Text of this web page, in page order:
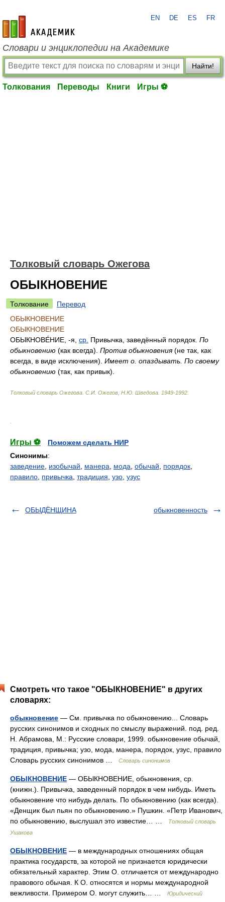
academic.ru
EN DE ES FR
Словари и энциклопедии на Академике
Найти!
Толкования Переводы Книги Игры ⚽
Толковый словарь Ожегова
ОБЫКНОВЕНИЕ
Толкование
Перевод
ОБЫКНОВЕНИЕ
ОБЫКНОВЕНИЕ
ОБЫКНОВЕ́НИЕ , -я, ср. Привычка, заведённый порядок. По
обыкновению (как всегда). Против обыкновения(не так, как
всегда, в виде исключения). Имеет о. опаздывать. По своему
обыкновению (так, как привык).
Толковый словарь Ожегова С.И. Ожегов, Н.Ю. Шведова. 1949-1992
Игры ⚽
Поможем сделать НИР
Синонимы:
заведение изобычай манера мода обычай порядок
правило привычка традиция узо узус
ОБЫДЁНЩИНА обыкновенность
Смотреть что такое "ОБЫКНОВЕНИЕ" в других
словарях:
обыкновение — См. привычка по обыкновению... Словарь
русских синонимов и сходных по смыслу выражений. под. ред.
Н. Абрамова, М.: Русские словари, 1999. обыкновение обычай,
традиция, привычка; узо, мода, манера, порядок, узус, правило
Словарь русских синонимов …
Словарь синонимов
ОБЫКНОВЕНИЕ — ОБЫКНОВЕНИЕ, обыкновения, ср.
(книжн.). Привычка, заведенный порядок в чем нибудь. Иметь
обыкновение что нибудь делать. По обыкновению (как всегда).
«Денщик был пьян по обыкновению.» Пушкин. «Петр Иванович,
по обыкновению, выслушал это известие… …
Толковый словарь
Ушакова
ОБЫКНОВЕНИЕ — в международных отношениях общая
практика государств, за которой не признается юридически
обязательный характер. Этим О. отличается от международно
правового обычая. К О. относятся и нормы международной
вежливости. Примером О. могут служить… …
Юридический